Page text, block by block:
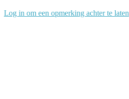
Log in om een opmerking achter te laten